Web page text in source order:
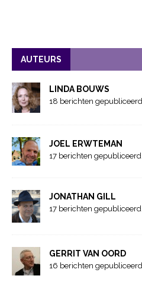
AUTEURS
LINDA BOUWS
18 berichten gepubliceerd
JOEL ERWTEMAN
17 berichten gepubliceerd
JONATHAN GILL
17 berichten gepubliceerd
GERRIT VAN OORD
16 berichten gepubliceerd